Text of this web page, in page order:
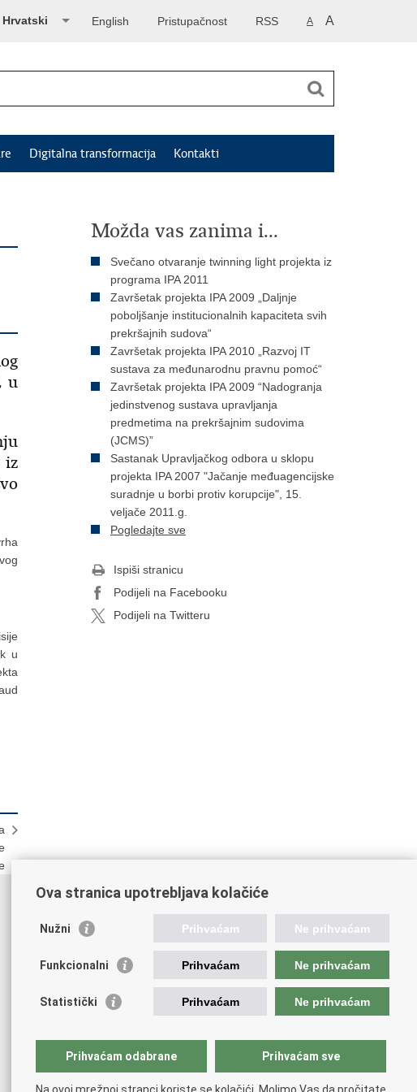
A A
RSS
Pristupačnost
English
Hrvatski
Digitalna transformacija Kontakti
u
iz
u
Možda vas zanima i...
Svečano otvaranje twinning light projekta iz
programa IPA 2011
Završetak projekta IPA 2009 „Daljnje
poboljšanje institucionalnih kapaciteta svih
prekršajnih sudova“
Završetak projekta IPA 2010 „Razvoj IT
sustava za međunarodnu pravnu pomoć“
Završetak projekta IPA 2009 “Nadogranja
jedinstvenog sustava upravljanja
predmetima na prekršajnim sudovima
(JCMS)”
Sastanak Upravljačkog odbora u sklopu
projekta IPA 2007 "Jačanje međuagencijske
suradnje u borbi protiv korupcije", 15.
veljače 2011.g.
Pogledajte sve
Ispiši stranicu
Podijeli na Facebooku
Podijeli na Twitteru
Poveznice pravosudnog sustava
Portal sudova
Državno odvjetništvo
Ured za suzbijanje korupcije i organiziranog kriminaliteta
Državnoodvjetničko vijeće
Hrvatska odvjetnička komora
Hrvatska javnobilježnička komora
Ova stranica upotrebljava kolačiće
Nužni Prihvaćam Ne prihvaćam
Funkcionalni Prihvaćam Ne prihvaćam
Statistički Prihvaćam Ne prihvaćam
Prihvaćam odabrane Prihvaćam sve